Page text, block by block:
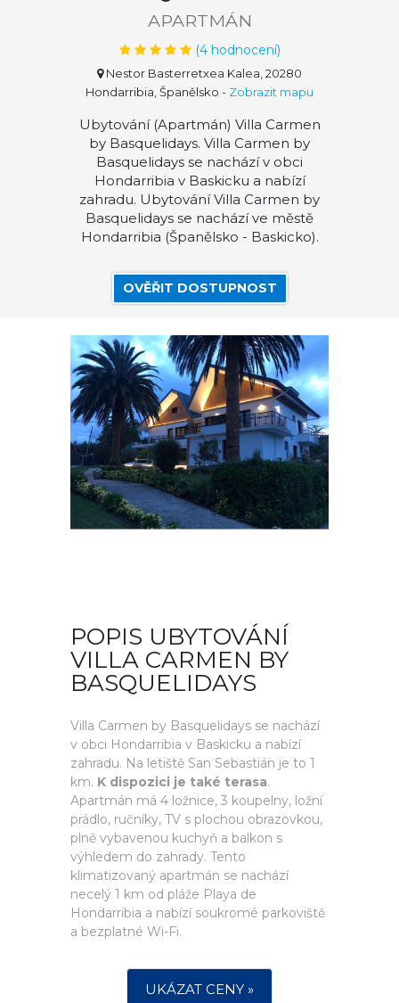
APARTMÁN
(4hodnocení)
Nestor Basterretxea Kalea, 20280
Hondarribia, Španělsko - Zobrazit mapu
Ubytování (Apartmán) Villa Carmen
by Basquelidays. Villa Carmen by
Basquelidays se nachází v obci
Hondarribia v Baskicku a nabízí
zahradu. Ubytování Villa Carmen by
Basquelidays se nachází ve městě
Hondarribia (Španělsko - Baskicko).
OVĚŘIT DOSTUPNOST
POPIS UBYTOVÁNÍ
VILLA CARMEN BY
BASQUELIDAYS
Villa Carmen by Basquelidays se nachází
v obci Hondarribia v Baskicku a nabízí
zahradu. Na letiště San Sebastián je to 1
km. K dispozici je také terasa.
Apartmán má 4 ložnice, 3 koupelny, ložní
prádlo, ručníky, TV s plochou obrazovkou,
plně vybavenou kuchyň a balkon s
výhledem do zahrady. Tento
klimatizovaný apartmán se nachází
necelý 1 km od pláže Playa de
Hondarribia a nabízí soukromé parkoviště
a bezplatné Wi-Fi.
UKÁZAT CENY »